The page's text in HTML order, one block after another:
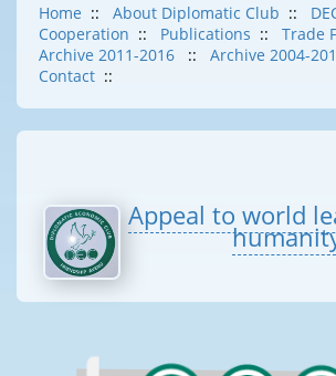
Home :: About Diplomatic Club ::
Cooperation :: Publications :: Trade
Archive 2011-2016
:: Archive 2004-
Contact ::
Appeal to world